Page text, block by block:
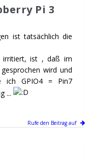
Pi 3
ist tatsächlich die
irritiert, ist , daß im
wird und
ich GPIO4 = Pin7
...
Rufe den Beitrag auf